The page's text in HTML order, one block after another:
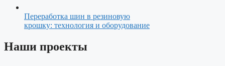
Переработка шин в резиновую
крошку: технология и оборудование
Наши проекты